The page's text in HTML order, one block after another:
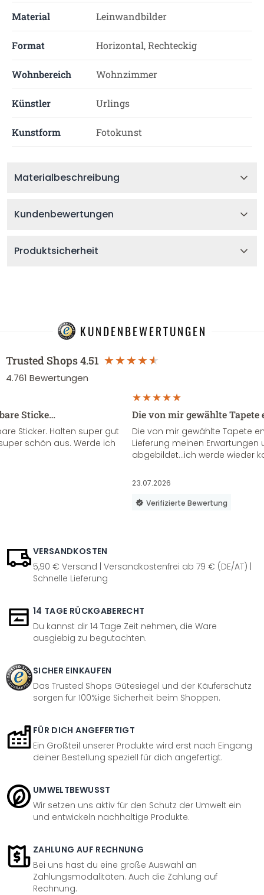
Material Leinwandbilder
Format Horizontal, Rechteckig
Wohnbereich Wohnzimmer
Künstler Urlings
Kunstform Fotokunst
Materialbeschreibung
Kundenbewertungen
Produktsicherheit
KUNDENBEWERTUNGEN
Trusted Shops4.51
4.761 Bewertungen
Sticke…
Sticker. Halten super gut
schön aus. Werde ich
Die von mir gewählte
Die von mir gewählte Tapete
Lieferung meinen Erwartungen
abgebildet...ich werde wieder
23.07.2026
Verifizierte Bewertung
VERSANDKOSTEN
5,90 € Versand | Versandkostenfrei ab 79 € (DE/AT) |
Schnelle Lieferung
14 TAGE RÜCKGABERECHT
Du kannst dir 14 Tage Zeit nehmen, die Ware
ausgiebig zu begutachten.
SICHER EINKAUFEN
Das Trusted Shops Gütesiegel und der Käuferschutz
sorgen für 100%ige Sicherheit beim Shoppen.
FÜR DICH ANGEFERTIGT
Ein Großteil unserer Produkte wird erst nach Eingang
deiner Bestellung speziell für dich angefertigt.
UMWELTBEWUSST
Wir setzen uns aktiv für den Schutz der Umwelt ein
und entwickeln nachhaltige Produkte.
ZAHLUNG AUF RECHNUNG
Bei uns hast du eine große Auswahl an
Zahlungsmodalitäten. Auch die Zahlung auf
Rechnung.